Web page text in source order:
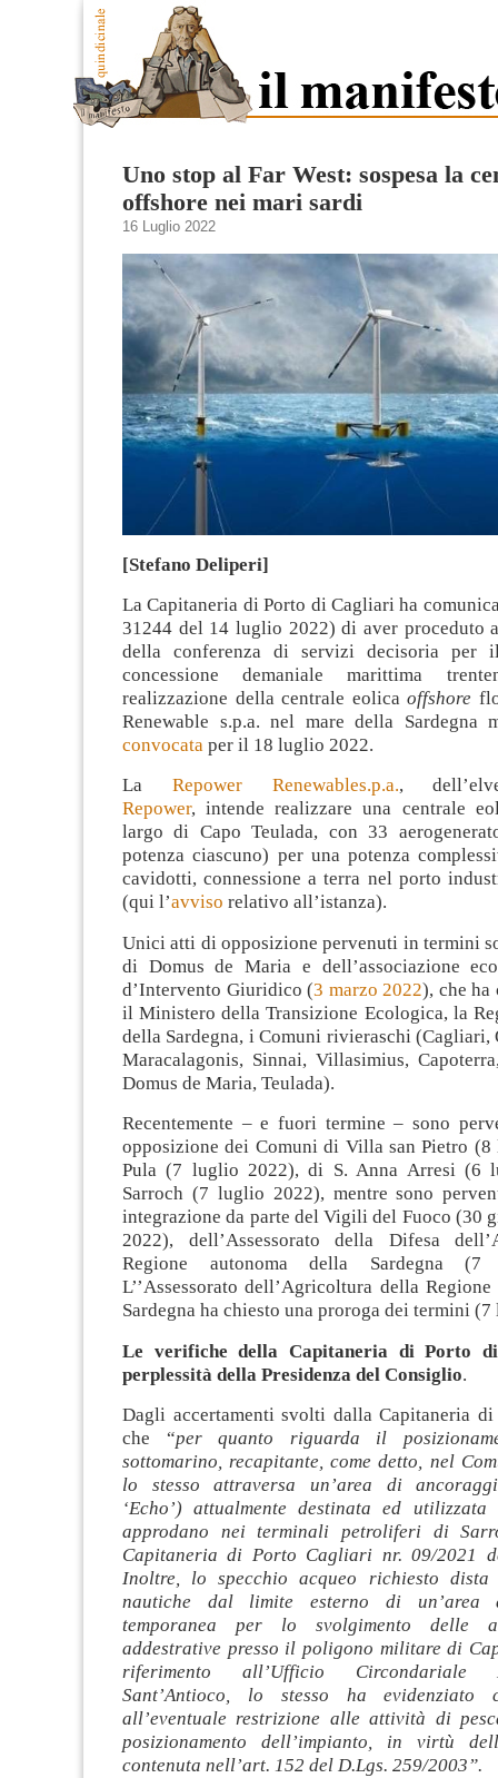
Uno stop al Far West: sospesa la
offshore nei mari sardi
16 Luglio 2022
[Stefano Deliperi]
La Capitaneria di Porto di Cagliari ha
31244 del 14 luglio 2022) di aver proceduto
della conferenza di servizi decisoria per
concessione demaniale marittima
realizzazione della centrale eolica offshore
Renewable s.p.a. nel mare della Sardegna
convocata per il 18 luglio 2022.
La Repower Renewables.p.a.,
Repower, intende realizzare una centrale
largo di Capo Teulada, con 33
potenza ciascuno) per una potenza
cavidotti, connessione a terra nel porto
(qui l’avviso relativo all’istanza).
Unici atti di opposizione pervenuti in termini
di Domus de Maria e dell’associazione
d’Intervento Giuridico (3 marzo 2022), che ha
il Ministero della Transizione Ecologica, la
della Sardegna, i Comuni rivieraschi (Cagliari,
Maracalagonis, Sinnai, Villasimius,
Domus de Maria, Teulada).
Recentemente – e fuori termine – sono
opposizione dei Comuni di Villa san Pietro
Pula (7 luglio 2022), di S. Anna Arresi (6
Sarroch (7 luglio 2022), mentre sono
integrazione da parte del Vigili del Fuoco (30
2022), dell’Assessorato della Difesa
Regione autonoma della Sardegna
L’’Assessorato dell’Agricoltura della
Sardegna ha chiesto una proroga dei termini
Le verifiche della Capitaneria di Porto
perplessità della Presidenza del Consiglio.
Dagli accertamenti svolti dalla Capitaneria di
che “per quanto riguarda il
sottomarino, recapitante, come detto, nel
lo stesso attraversa un’area di
‘Echo’) attualmente destinata ed
approdano nei terminali petroliferi di
Capitaneria di Porto Cagliari nr. 09/2021
Inoltre, lo specchio acqueo richiesto
nautiche dal limite esterno di un’area
temporanea per lo svolgimento delle
addestrative presso il poligono militare di
riferimento all’Ufficio
Sant’Antioco, lo stesso ha evidenziato
all’eventuale restrizione alle attività di
posizionamento dell’impianto, in virtù
contenuta nell’art. 152 del D.Lgs. 259/2003”.